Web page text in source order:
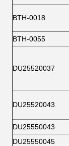
BTH-0018
BTH-0055
DU25520037
DU25520043
DU25550043
DU25550045